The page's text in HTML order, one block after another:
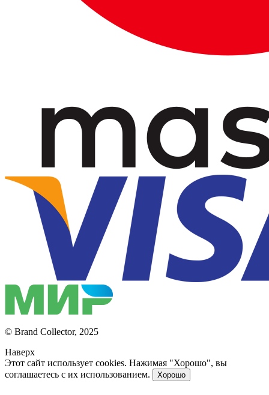
© Brand Collector, 2025
Наверх
Этот сайт использует cookies. Нажимая "Хорошо", вы
соглашаетесь с их использованием.
Хорошо